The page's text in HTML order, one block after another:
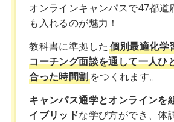
オンラインキャンパスで47都道
も入れるのが魅力！
教科書に準拠した 個別最適化学
コーチング面談を通して一人ひ
合った時間割をつくれます。
キャンパス通学とオンラインを
イブリッドな学び方ができ、体